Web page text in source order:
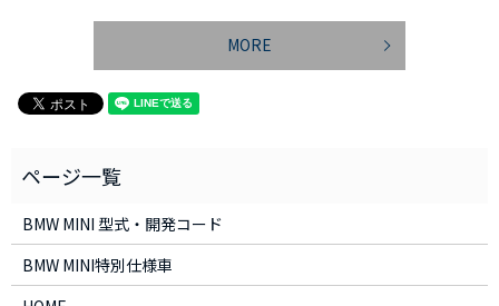
MORE
BMW MINI 型式・開発コード
BMW MINI特別仕様車